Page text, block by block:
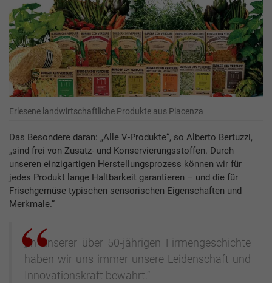
Erlesene landwirtschaftliche Produkte aus Piacenza
Das Besondere daran: „Alle V-Produkte“, so Alberto Bertuzzi,
„sind frei von Zusatz- und Konservierungsstoffen. Durch
unseren einzigartigen Herstellungsprozess können wir für
jedes Produkt lange Haltbarkeit garantieren – und die für
Frischgemüse typischen sensorischen Eigenschaften und
Merkmale.“
„In unserer über 50-jährigen Firmengeschichte
haben wir uns immer unsere Leidenschaft und
Innovationskraft bewahrt.“